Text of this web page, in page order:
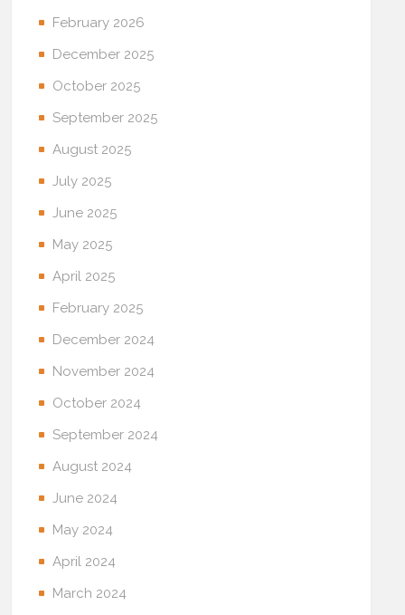
February 2026
December 2025
October 2025
September 2025
August 2025
July 2025
June 2025
May 2025
April 2025
February 2025
December 2024
November 2024
October 2024
September 2024
August 2024
June 2024
May 2024
April 2024
March 2024